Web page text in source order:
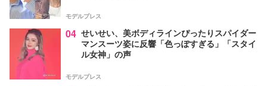
モデルプレス
04 せいせい、美ボディラインぴったりスパイダー
マンスーツ姿に反響「色っぽすぎる」「スタイ
ル女神」の声
モデルプレス